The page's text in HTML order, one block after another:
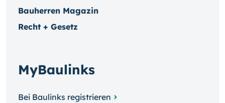
Bauherren Magazin
Recht + Gesetz
MyBaulinks
Bei Baulinks registrieren